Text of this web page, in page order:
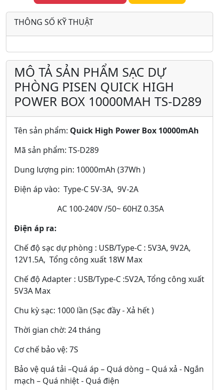
THÔNG SỐ KỸ THUẬT
MÔ TẢ SẢN PHẨM SẠC DỰ
PHÒNG PISEN QUICK HIGH
POWER BOX 10000MAH TS-D289
Tên sản phẩm: Quick High Power Box 10000mAh
Mã sản phẩm: TS-D289
Dung lượng pin: 10000mAh (37Wh )
Điện áp vào: Type-C 5V-3A, 9V-2A
AC 100-240V /50~ 60HZ 0.35A
Điện áp ra:
Chế độ sạc dự phòng : USB/Type-C : 5V3A, 9V2A,
12V1.5A, Tổng công xuất 18W Max
Chế độ Adapter : USB/Type-C :5V2A, Tổng công xuất
5V3A Max
Chu kỳ sạc: 1000 lần (Sạc đầy - Xả hết )
Thời gian chờ: 24 tháng
Cơ chế bảo vệ: 7S
Bảo vệ quá tải –Quá áp – Quá dòng – Quá xả - Ngắn
mạch – Quá nhiệt - Quá điện